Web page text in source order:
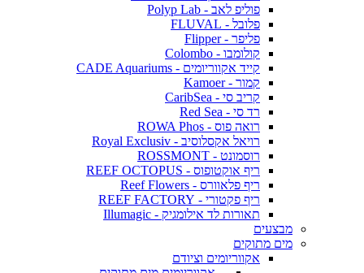
פוליפ לאב - Polyp Lab
פלובל - FLUVAL
פליפר - Flipper
קולומבו - Colombo
קייד אקווריומים - CADE Aquariums
קמור - Kamoer
קריב סי - CaribSea
רד סי - Red Sea
רואה פוס - ROWA Phos
רויאל אקסלוסיב - Royal Exclusiv
רוסמונט - ROSSMONT
ריף אוקטופוס - REEF OCTOPUS
ריף פלאוורס - Reef Flowers
ריף פקטורי - REEF FACTORY
תאורות לד אילומגיק - Illumagic
מבצעים
מים מתוקים
אקווריומים וציודם